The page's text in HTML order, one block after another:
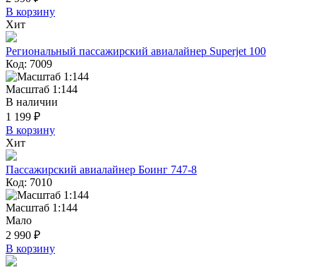
В корзину
Хит
Региональный пассажирский авиалайнер Superjet 100
Код: 7009
Масштаб 1:144
В наличии
1 199 ₽
В корзину
Хит
Пассажирский авиалайнер Боинг 747-8
Код: 7010
Масштаб 1:144
Мало
2 990 ₽
В корзину